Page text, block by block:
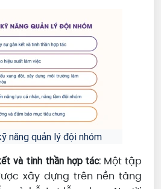
năng quản lý đội nhóm
và tinh thần hợp tác: Một tập
xây dựng trên nền tảng